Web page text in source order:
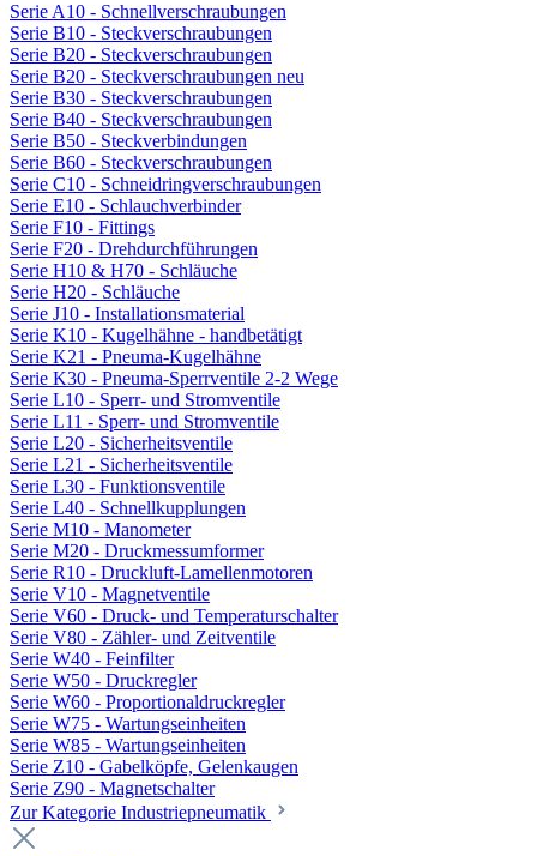
Serie A10 - Schnellverschraubungen
Serie B10 - Steckverschraubungen
Serie B20 - Steckverschraubungen
Serie B20 - Steckverschraubungen neu
Serie B30 - Steckverschraubungen
Serie B40 - Steckverschraubungen
Serie B50 - Steckverbindungen
Serie B60 - Steckverschraubungen
Serie C10 - Schneidringverschraubungen
Serie E10 - Schlauchverbinder
Serie F10 - Fittings
Serie F20 - Drehdurchführungen
Serie H10 & H70 - Schläuche
Serie H20 - Schläuche
Serie J10 - Installationsmaterial
Serie K10 - Kugelhähne - handbetätigt
Serie K21 - Pneuma-Kugelhähne
Serie K30 - Pneuma-Sperrventile 2-2 Wege
Serie L10 - Sperr- und Stromventile
Serie L11 - Sperr- und Stromventile
Serie L20 - Sicherheitsventile
Serie L21 - Sicherheitsventile
Serie L30 - Funktionsventile
Serie L40 - Schnellkupplungen
Serie M10 - Manometer
Serie M20 - Druckmessumformer
Serie R10 - Druckluft-Lamellenmotoren
Serie V10 - Magnetventile
Serie V60 - Druck- und Temperaturschalter
Serie V80 - Zähler- und Zeitventile
Serie W40 - Feinfilter
Serie W50 - Druckregler
Serie W60 - Proportionaldruckregler
Serie W75 - Wartungseinheiten
Serie W85 - Wartungseinheiten
Serie Z10 - Gabelköpfe, Gelenkaugen
Serie Z90 - Magnetschalter
Zur Kategorie Industriepneumatik